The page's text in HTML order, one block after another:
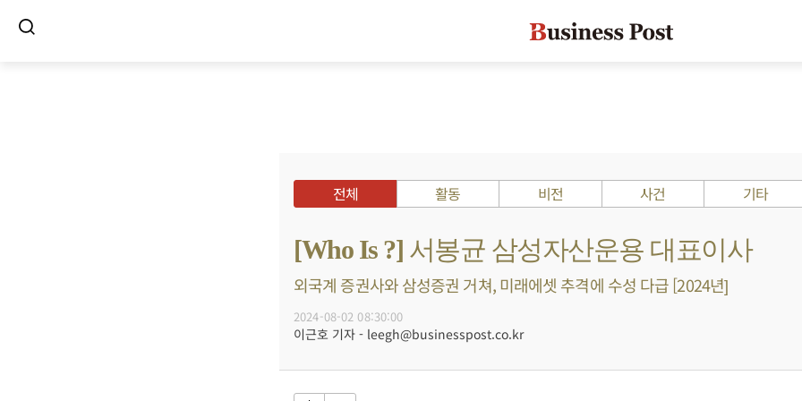
전체 활동 비전 사건 기타
[Who Is ?] 서봉균 삼성자산운용 대표이사
외국계 증권사와 삼성증권 거쳐, 미래에셋 추격에 수성 다급 [2024년]
2024-08-02 08:30:00
이근호 기자 - leegh@businesspost.co.kr